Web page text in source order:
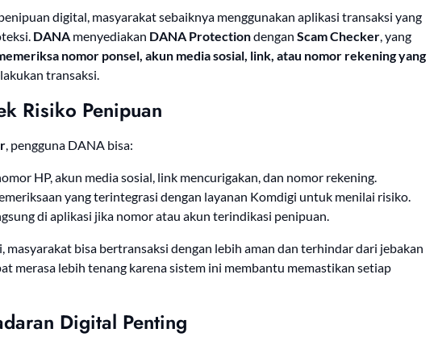
digital, masyarakat sebaiknya menggunakan aplikasi transaksi yang
DANA menyediakan DANA Protectiondengan Scam Checker, yang
nomor ponsel, akun media sosial, link, atau nomor rekening yang
transaksi.
Risiko Penipuan
, pengguna DANA bisa:
HP, akun media sosial, link mencurigakan, dan nomor rekening.
yang terintegrasi dengan layanan Komdigi untuk menilai risiko.
di aplikasi jika nomor atau akun terindikasi penipuan.
masyarakat bisa bertransaksi dengan lebih aman dan terhindar dari jebakan
merasa lebih tenang karena sistem ini membantu memastikan setiap
Digital Penting